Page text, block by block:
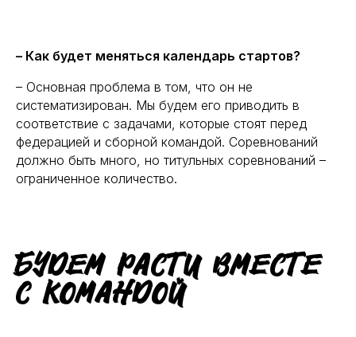
– Как будет меняться календарь стартов?
– Основная проблема в том, что он не
систематизирован. Мы будем его приводить в
соответствие с задачами, которые стоят перед
федерацией и сборной командой. Соревнований
должно быть много, но титульных соревнований –
ограниченное количество.
Будем расти вместе
с командой